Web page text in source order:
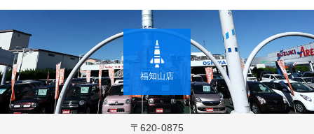
福知山店
〒620-0875